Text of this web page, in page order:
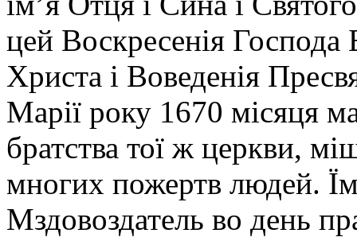
цей Воскресенія Господа
Христа і Воведенія
Марії року 1670 місяця
братства тої ж церкви,
многих пожертв людей.
Мздовоздатель во день